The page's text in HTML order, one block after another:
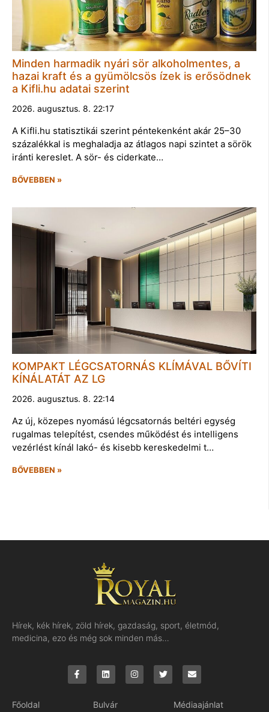
Minden harmadik nyári sör alkoholmentes, a
hazai kraft és a gyümölcsös ízek is erősödnek
a Kifli.hu adatai szerint
2026. augusztus. 8. 22:17
A Kifli.hu statisztikái szerint péntekenként akár 25–30
százalékkal is meghaladja az átlagos napi szintet a sörök
iránti kereslet. A sör- és ciderkate…
BŐVEBBEN »
KOMPAKT LÉGCSATORNÁS KLÍMÁVAL BŐVÍTI
KÍNÁLATÁT AZ LG
2026. augusztus. 8. 22:14
Az új, közepes nyomású légcsatornás beltéri egység
rugalmas telepítést, csendes működést és intelligens
vezérlést kínál lakó- és kisebb kereskedelmi t…
BŐVEBBEN »
Hírek, kék hírek, zöld hírek, gazdaság, sport, életmód,
medicina, ezo és még sok minden más…
Főoldal Bulvár Médiaajánlat